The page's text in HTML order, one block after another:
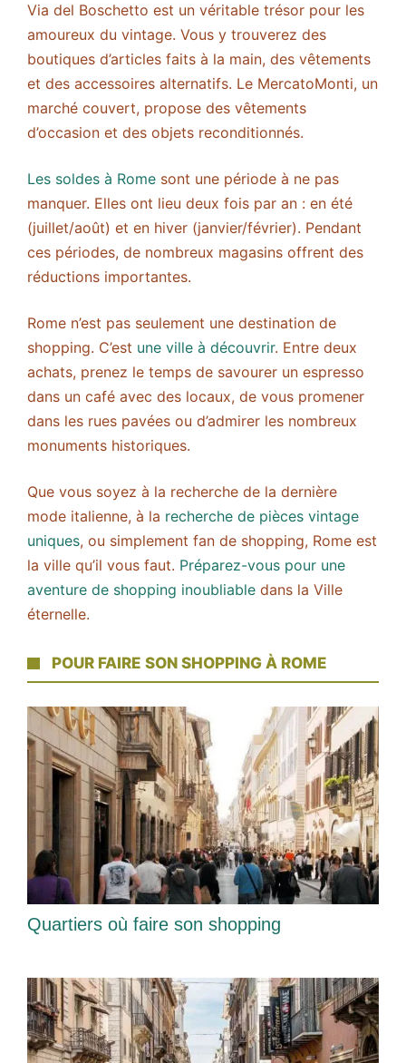
Via del Boschetto est un véritable trésor pour les
amoureux du vintage. Vous y trouverez des
boutiques d’articles faits à la main, des vêtements
et des accessoires alternatifs. Le MercatoMonti, un
marché couvert, propose des vêtements
d’occasion et des objets reconditionnés.
Les soldes à Rome sont une période à ne pas
manquer. Elles ont lieu deux fois par an : en été
(juillet/août) et en hiver (janvier/février). Pendant
ces périodes, de nombreux magasins offrent des
réductions importantes.
Rome n’est pas seulement une destination de
shopping. C’est une ville à découvrir. Entre deux
achats, prenez le temps de savourer un espresso
dans un café avec des locaux, de vous promener
dans les rues pavées ou d’admirer les nombreux
monuments historiques.
Que vous soyez à la recherche de la dernière
mode italienne, à la recherche de pièces vintage
uniques, ou simplement fan de shopping, Rome est
la ville qu’il vous faut. Préparez-vous pour une
aventure de shopping inoubliable dans la Ville
éternelle.
POUR FAIRE SON SHOPPING À ROME
Quartiers où faire son shopping